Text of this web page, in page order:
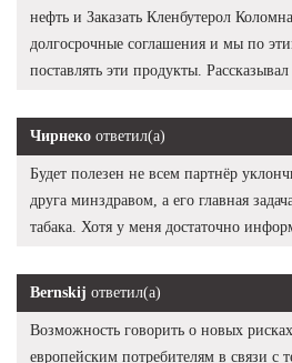
нефть и Заказать Кленбутерол
долгосрочные соглашения и мы по
поставлять эти продукты.
Чирнеко ответил(а)
Будет полезен не всем партнёр
друга минздравом, а его главная
табака. Хотя у меня достаточно
Bernskij ответил(а)
Возможность говорить о новых рисках
европейским потребителям в связи с